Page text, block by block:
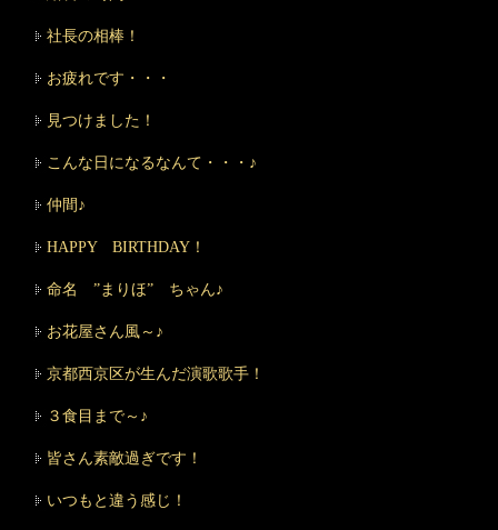
社長の相棒！
お疲れです・・・
見つけました！
こんな日になるなんて・・・♪
仲間♪
HAPPY BIRTHDAY！
命名 ”まりほ” ちゃん♪
お花屋さん風～♪
京都西京区が生んだ演歌歌手！
３食目まで～♪
皆さん素敵過ぎです！
いつもと違う感じ！